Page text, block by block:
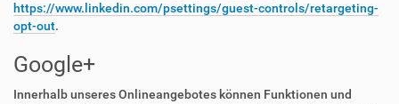
https://www.linkedin.com/psettings/guest-controls/retargeting-
opt-out.
Google+
Innerhalb unseres Onlineangebotes können Funktionen und